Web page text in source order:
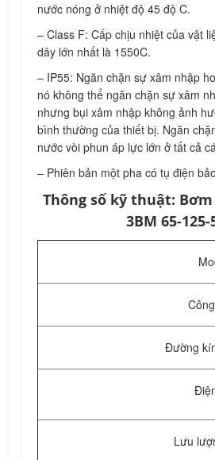
nước nóng ở nhiệt độ 45 độ C.
– Class F: Cấp chịu nhiệt của vật
dây lớn nhất là 1550C.
– IP55: Ngăn chặn sự xâm nhập
nó không thể ngăn chặn sự xâm
nhưng bụi xâm nhập không ảnh
bình thường của thiết bị. Ngăn
nước vòi phun áp lực lớn ở tất cả
– Phiên bản một pha có tụ điện
Thông số kỹ thuật: Bơm
3BM 65-125-
Đường
Lưu